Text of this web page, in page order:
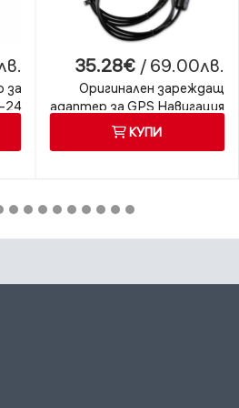
за
24
35.28€ / 69.00лв.
Оригинален зареждащ
адаптер за GPS Навигация
Garmin, 220 волта
КУПИ